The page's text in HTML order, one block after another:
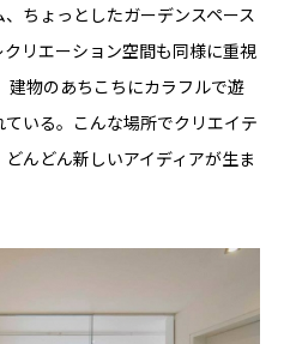
ちょっとしたガーデンスペース
リエーション空間も同様に重視
建物のあちこちにカラフルで遊
いる。こんな場所でクリエイテ
んどん新しいアイディアが生ま